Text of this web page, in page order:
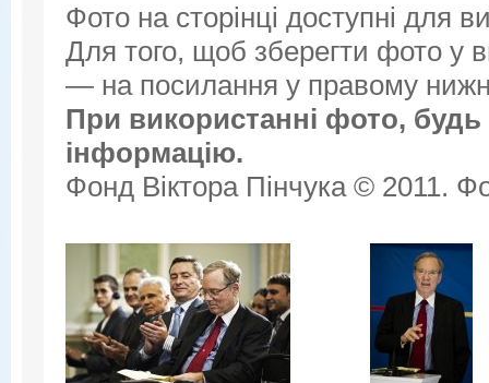
Фото на сторінці доступні для
Для того, щоб зберегти фото у
— на посилання у правому
При використанні фото, будь
інформацію.
Фонд Віктора Пінчука © 2011.